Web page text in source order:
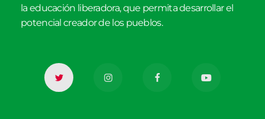
la educación liberadora, que permita desarrollar el
potencial creador de los pueblos.